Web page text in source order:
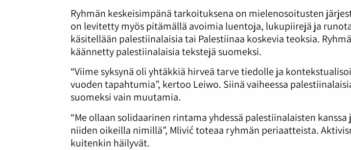
Ryhmän keskeisimpänä tarkoituksena on mielenosoitusten
on levitetty myös pitämällä avoimia luentoja, lukupiirejä ja
käsitellään palestiinalaisia tai Palestiinaa koskevia teoksia.
käännetty palestiinalaisia tekstejä suomeksi.
“Viime syksynä oli yhtäkkiä hirveä tarve tiedolle ja
vuoden tapahtumia”, kertoo Leiwo. Siinä vaiheessa
suomeksi vain muutamia.
“Me ollaan solidaarinen rintama yhdessä palestiinalaisten
niiden oikeilla nimillä”, Mlivić toteaa ryhmän periaatteista.
kuitenkin häilyvät.